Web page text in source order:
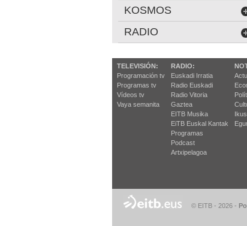
KOSMOS
RADIO
TELEVISIÓN:
Programación tv
Programas tv
Vídeos tv
Vaya semanita
RADIO:
Euskadi Irratia
Radio Euskadi
Radio Vitoria
Gaztea
EITB Musika
EiTB Euskal Kantak
Programas
Podcast
Artxipelagoa
© EITB - 2026 -